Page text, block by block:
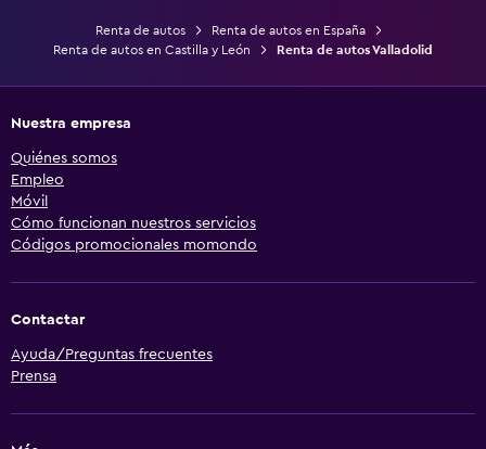
Renta de autos
Renta de autos en España
Renta de autos en Castilla y León
Renta de autos Valladolid
Nuestra empresa
Quiénes somos
Empleo
Móvil
Cómo funcionan nuestros servicios
Códigos promocionales momondo
Contactar
Ayuda/Preguntas frecuentes
Prensa